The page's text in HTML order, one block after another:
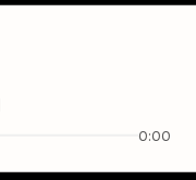
0:00